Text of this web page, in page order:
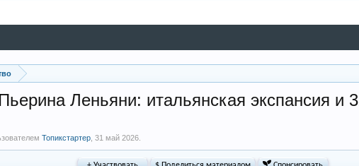
Леньяни: итальянская экспансия
Топикстартер ,31 май 2026